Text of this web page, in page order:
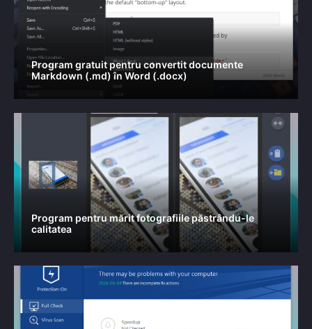
Program gratuit pentru convertit documente
Markdown (.md) în Word (.docx)
Program pentru mărit fotografiile păstrându-le
calitatea